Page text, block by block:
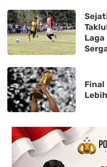
Laga
Final